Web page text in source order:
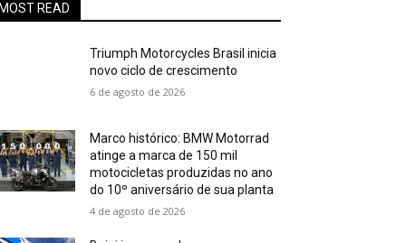
MOST READ
Triumph Motorcycles Brasil inicia
novo ciclo de crescimento
6 de agosto de 2026
Marco histórico: BMW Motorrad
atinge a marca de 150 mil
motocicletas produzidas no ano
do 10º aniversário de sua planta
4 de agosto de 2026